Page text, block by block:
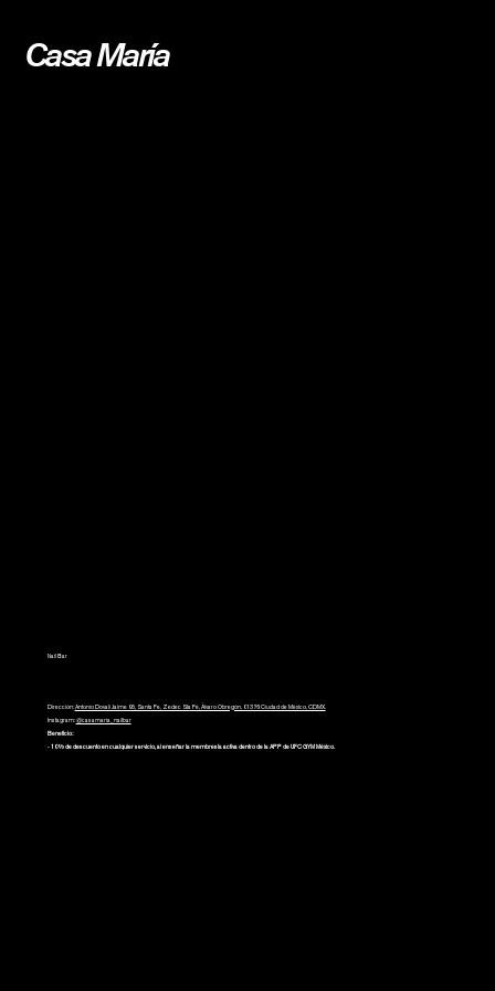
Casa María
Nail Bar
Dirección: Antonio Dovali Jaime 95, Santa Fe, Zedec Sta Fé, Álvaro Obregón, 01376 Ciudad de México, CDMX.
Instagram: @casamaria_nailbar
Beneficio:
- 10% de descuento en cualquier servicio, al enseñar la membresía activa dentro de la APP de UFC GYM México.